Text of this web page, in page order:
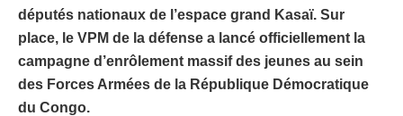
députés nationaux de l’espace grand Kasaï. Sur
place, le VPM de la défense a lancé officiellement la
campagne d’enrôlement massif des jeunes au sein
des Forces Armées de la République Démocratique
du Congo.